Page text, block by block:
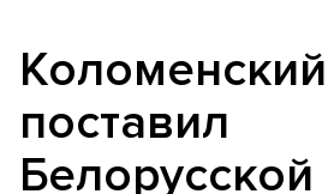
поставил
Белорусской